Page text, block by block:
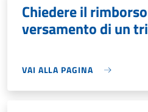
Chiedere il
versamento di un
VAI ALLA PAGINA